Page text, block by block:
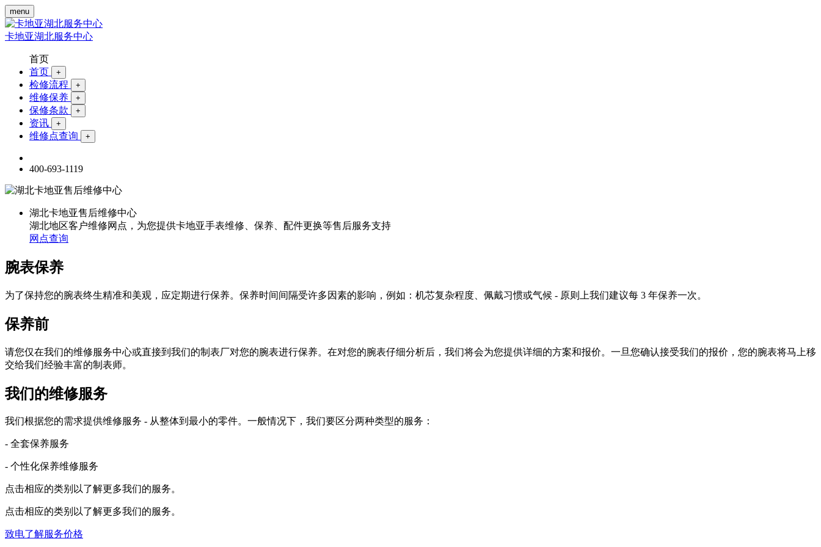
menu
卡地亚湖北服务中心
首页
首页
+
检修流程 +
维修保养 +
保修条款 +
资讯 +
维修点查询 +
400-693-1119
湖北卡地亚售后维修中心
湖北地区客户维修网点，为您提供卡地亚手表维修、保养、配件更换等售后服务支持
网点查询
腕表保养
为了保持您的腕表终生精准和美观，应定期进行保养。保养时间间隔受许多因素的影响，例如：机芯复杂程度、佩戴习惯或气候 - 原则上我们建议每 3 年保养一次。
保养前
请您仅在我们的维修服务中心或直接到我们的制表厂对您的腕表进行保养。在对您的腕表仔细分析后，我们将会为您提供详细的方案和报价。一旦您确认接受我们的报价，您的腕表将马上移
交给我们经验丰富的制表师。
我们的维修服务
我们根据您的需求提供维修服务 - 从整体到最小的零件。一般情况下，我们要区分两种类型的服务：
- 全套保养服务
- 个性化保养维修服务
点击相应的类别以了解更多我们的服务。
点击相应的类别以了解更多我们的服务。
致电了解服务价格